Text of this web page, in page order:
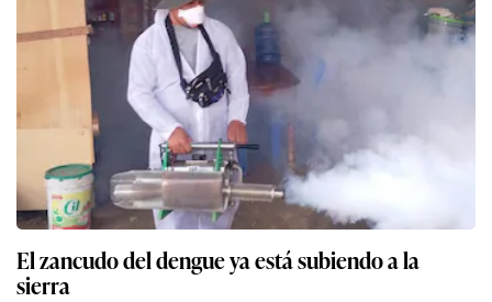
El zancudo del dengue ya está subiendo a la
sierra